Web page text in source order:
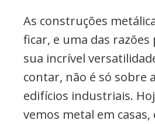
As construções
ficar, e uma das razões
sua incrível
contar, não é só sobre
edifícios industriais.
vemos metal em